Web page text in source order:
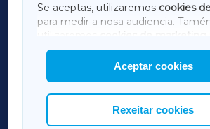
Se aceptas, utilizaremos cookies
para medir a nosa audiencia.
utilizaremos
cookies de marketing
mostrar publicidade de terceiros.
Así mesmo, podes personalizar a
cookies que desexas permitir.
Aceptar cookies
Rexeitar cookies
AMARIÑAXA
RIBEIRASACRAXA
ACORUÑAXA